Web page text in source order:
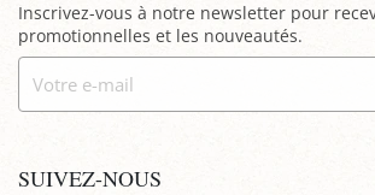
Inscrivez-vous à notre newsletter pour
promotionnelles et les nouveautés.
SUIVEZ-NOUS